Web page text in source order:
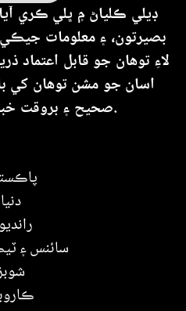
دنيا
سائنس ۽
ڊيلي ڪلياڻ ۾ ڀلي ڪري
بصيرتون، ۽ معلومات جيڪي
لاءِ توهان جو قابل اعتماد
اسان جو مشن توهان کي
صحيح ۽ بروقت خبرون پهچائڻ آهي.